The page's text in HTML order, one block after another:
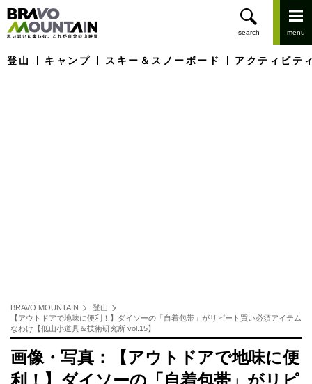
登山 キャンプ スキー＆スノーボード アクティビテ
BRAVO MOUNTAIN
登山
【アウトドアで地味に便利！】ダイソーの「自着包帯」がリピート買い必須アイテム
なわけ【低山小道具＆技術研究所 vol.15】
画像・写真：【アウトドアで地味に便
利！】ダイソーの「自着包帯」がリピ